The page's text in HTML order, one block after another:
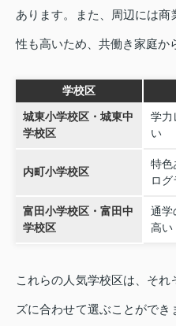
あります。また、周辺には
性も高いため、共働き家庭か
学校区
城東小学校区・城東中
学校区
学力
い
内町小学校区
特色
ログ
富田小学校区・富田中
学校区
通学
高い
これらの人気学校区は、そ
ズに合わせて選ぶことがで